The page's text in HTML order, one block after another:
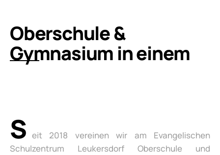
Oberschule &
Gymnasium in einem
S eit 2018 vereinen wir am Evangelischen
Schulzentrum Leukersdorf Oberschule und